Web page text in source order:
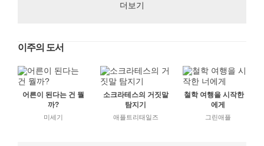
더보기
이주의 도서
어른이 된다는 건 뭘
까?
미세기
소크라테스의 거짓말
탐지기
애플트리태일즈
철학 여행을 시작한 너
에게
그린애플